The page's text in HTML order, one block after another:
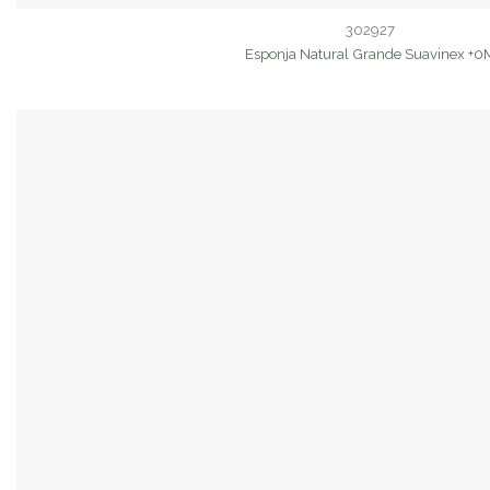
302927
Esponja Natural Grande Suavinex